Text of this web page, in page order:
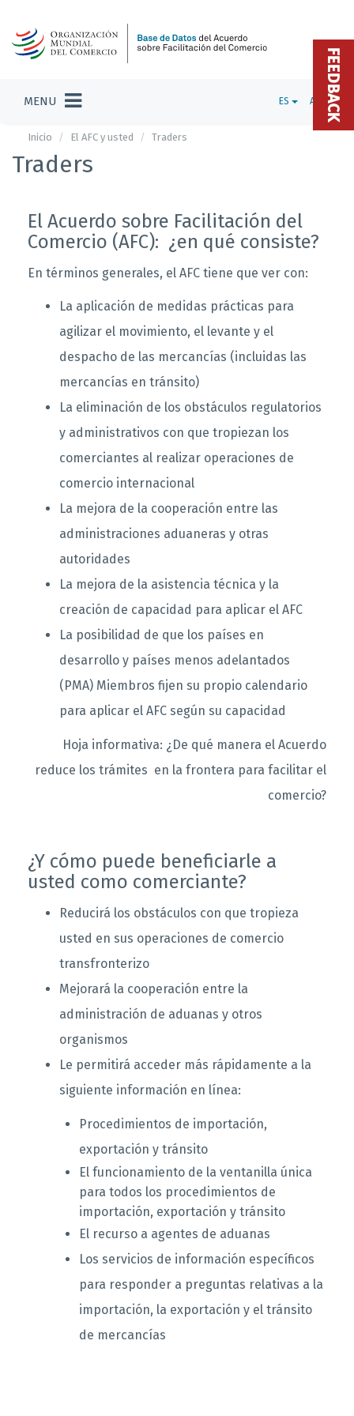
MENU ES ADMIN
Inicio El AFC y usted Traders
Traders
El Acuerdo sobre Facilitación del
Comercio (AFC): ¿en qué consiste?
En términos generales, el AFC tiene que ver con:
La aplicación de medidas prácticas para
agilizar el movimiento, el levante y el
despacho de las mercancías (incluidas las
mercancías en tránsito)
La eliminación de los obstáculos regulatorios
y administrativos con que tropiezan los
comerciantes al realizar operaciones de
comercio internacional
La mejora de la cooperación entre las
administraciones aduaneras y otras
autoridades
La mejora de la asistencia técnica y la
creación de capacidad para aplicar el AFC
La posibilidad de que los países en
desarrollo y países menos adelantados
(PMA) Miembros fijen su propio calendario
para aplicar el AFC según su capacidad
Hoja informativa: ¿De qué manera el Acuerdo
reduce los trámites en la frontera para facilitar el
comercio?
¿Y cómo puede beneficiarle a
usted como comerciante?
Reducirá los obstáculos con que tropieza
usted en sus operaciones de comercio
transfronterizo
Mejorará la cooperación entre la
administración de aduanas y otros
organismos
Le permitirá acceder más rápidamente a la
siguiente información en línea:
Procedimientos de importación,
exportación y tránsito
El funcionamiento de la ventanilla única
para todos los procedimientos de
importación, exportación y tránsito
El recurso a agentes de aduanas
Los servicios de información específicos
para responder a preguntas relativas a la
importación, la exportación y el tránsito
de mercancías
FEEDBACK